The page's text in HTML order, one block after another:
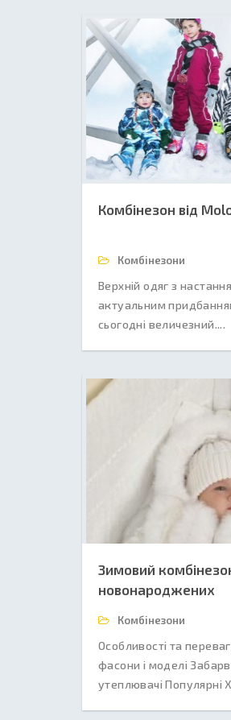
Комбінезон від
Комбінезони
Верхній одяг з
актуальним
сьогодні величезний....
Зимовий
новонароджених
Комбінезони
Особливості та
фасони і моделі
утеплювачі Популярні